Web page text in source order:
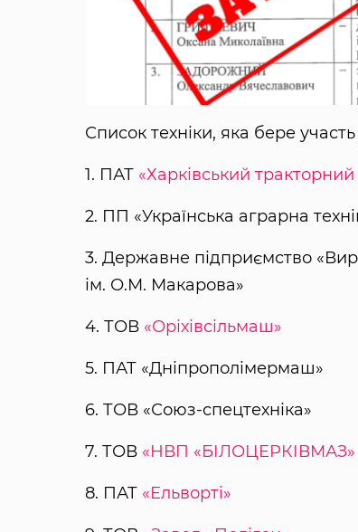
Список техніки, яка бере
1. ПАТ «Харківський
2. ПП «Українська аграрна
3. Державне підприємство
ім. О.М. Макарова»
4. ТОВ «Оріхівсільмаш»
5. ПАТ «Дніпрополімермаш»
6. ТОВ «Союз-спецтехніка»
7. ТОВ «НВП «БІЛОЦЕРКІВМАЗ»
8. ПАТ «Ельворті»